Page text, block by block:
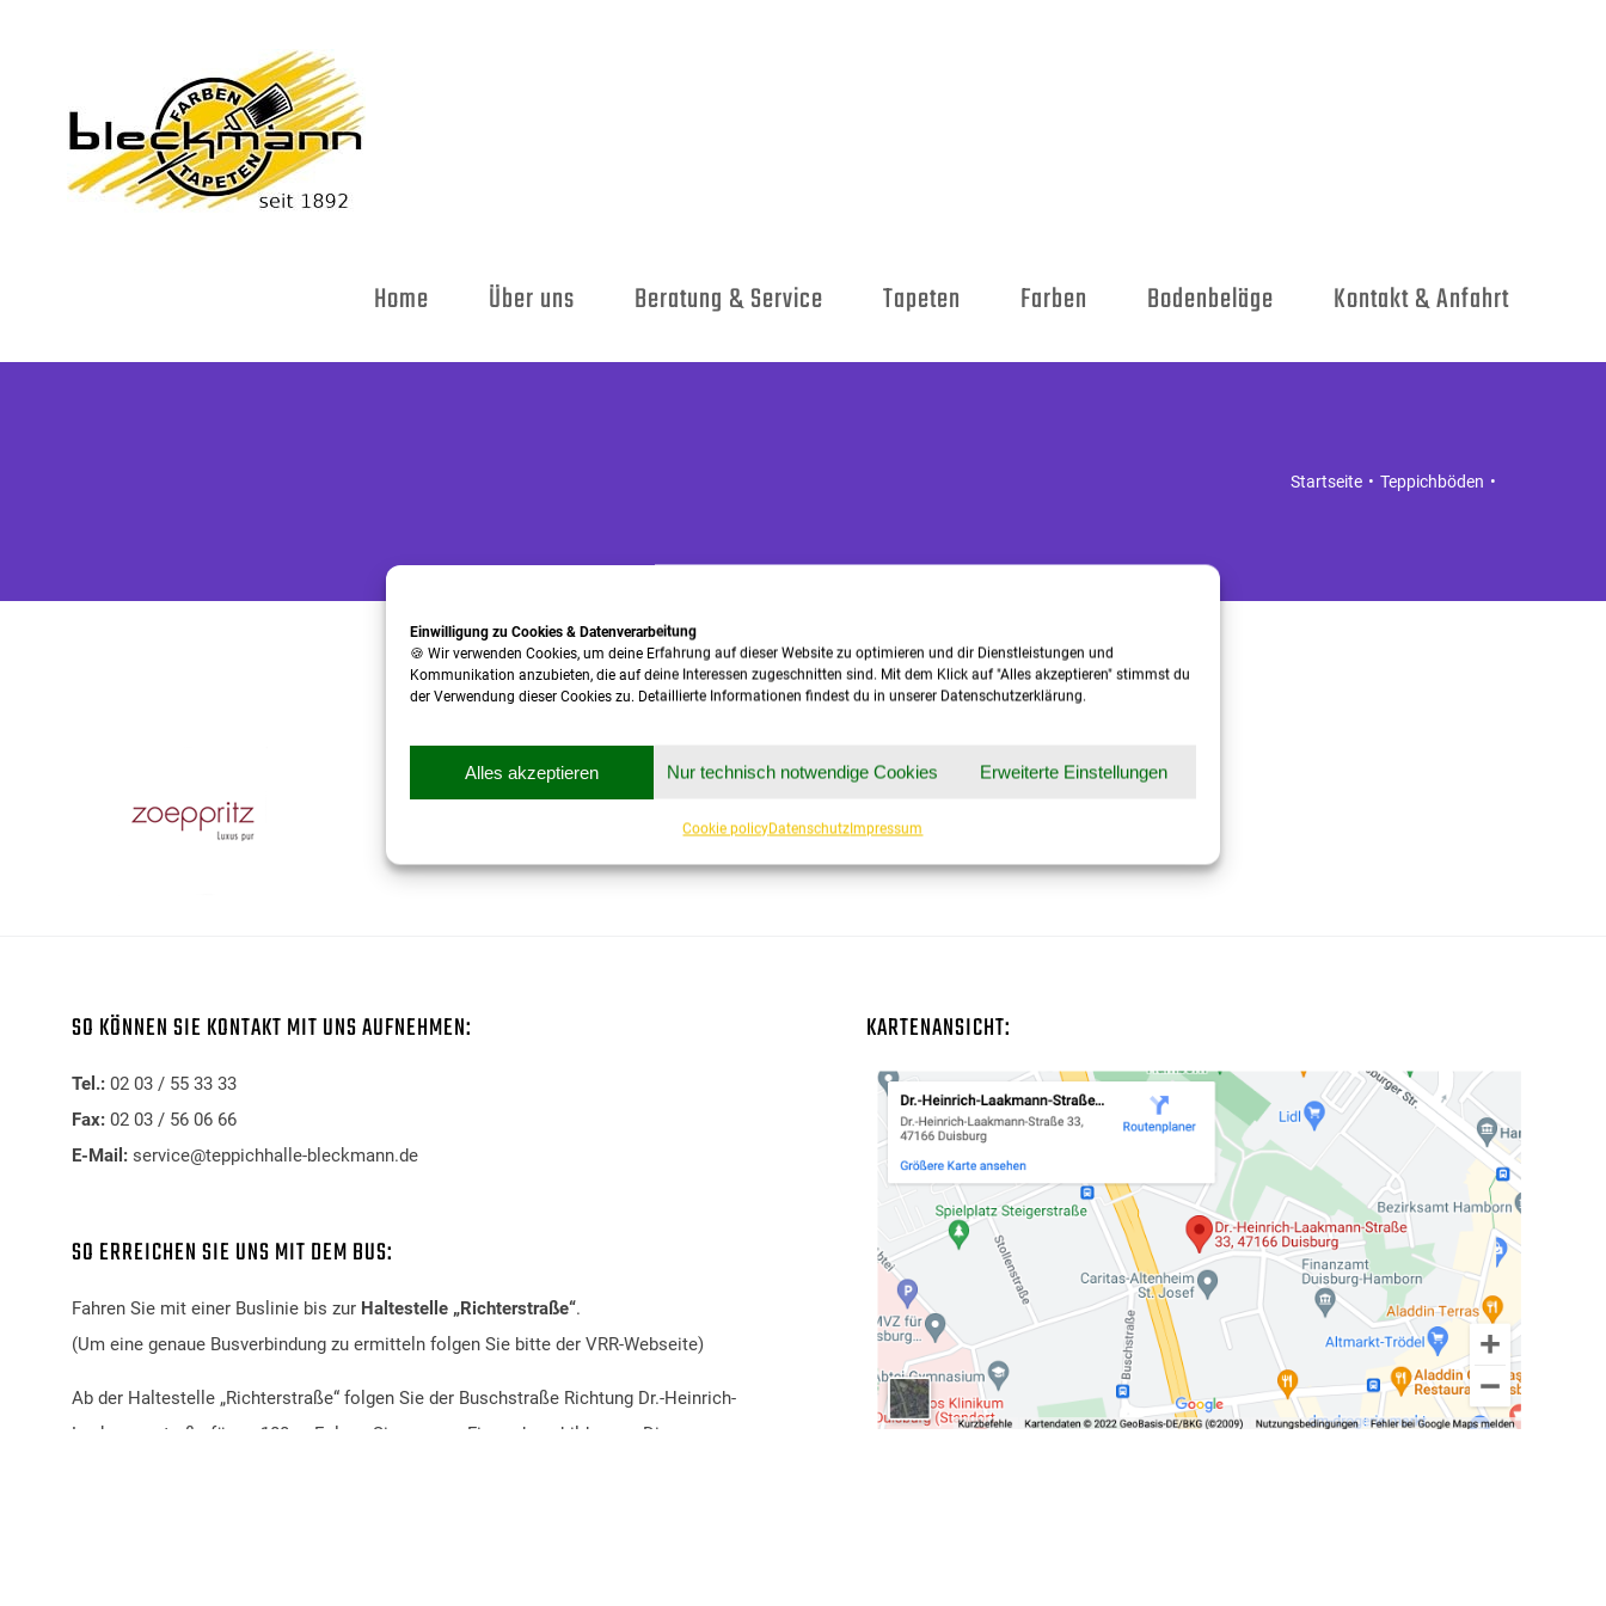
Einwilligung zu Cookies & Datenverarbeitung
🍪 Wir verwenden Cookies, um deine Erfahrung auf dieser Website zu optimieren und dir Dienstleistungen und
Kommunikation anzubieten, die auf deine Interessen zugeschnitten sind. Mit dem Klick auf "Alles akzeptieren" stimmst du
der Verwendung dieser Cookies zu. Detaillierte Informationen findest du in unserer Datenschutzerklärung.
Alles akzeptieren Nur technisch notwendige Cookies Erweiterte Einstellungen
Cookie policyDatenschutzImpressum
Home Über uns Beratung & Service Tapeten Farben Bodenbeläge Kontakt & Anfahrt
Startseite Teppichböden
SO KÖNNEN SIE KONTAKT MIT UNS AUFNEHMEN:
Tel.: 02 03 / 55 33 33
Fax:02 03 / 56 06 66
E-Mail: service@teppichhalle-bleckmann.de
SO ERREICHEN SIE UNS MIT DEM BUS:
Fahren Sie mit einer Buslinie bis zur Haltestelle „Richterstraße“.
(Um eine genaue Busverbindung zu ermitteln folgen Sie bitte der VRR-Webseite)
Ab der Haltestelle „Richterstraße“ folgen Sie der Buschstraße Richtung Dr.-Heinrich-
Laakmannstraße für ca 100m. Folgen Sie unserer Firmenbeschilderung. Die
KARTENANSICHT: